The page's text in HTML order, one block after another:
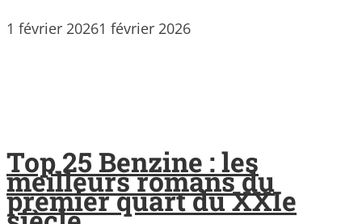
1 février 20261 février 2026
Top 25 Benzine : les
meilleurs romans du
premier quart du XXIe